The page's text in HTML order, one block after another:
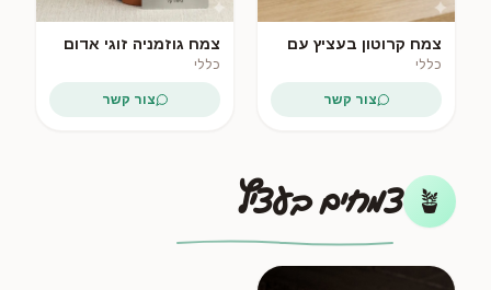
צמח קרוטון בעציץ עם
כלי
כללי
צור קשר
צמח גוזמניה זוגי אדום
בעציץ
כללי
צור קשר
🪴 צמחים בעציץ